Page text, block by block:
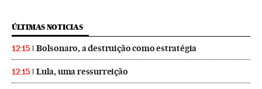
ÚLTIMAS NOTICIAS
12:15 Bolsonaro, a destruição como estratégia
12:15 Lula, uma ressurreição